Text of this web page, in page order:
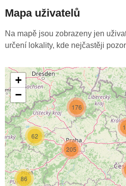
Mapa uživatelů
Na mapě jsou zobrazeny jen
určení lokality, kde nejčastěji
62
86
176
205
+
−